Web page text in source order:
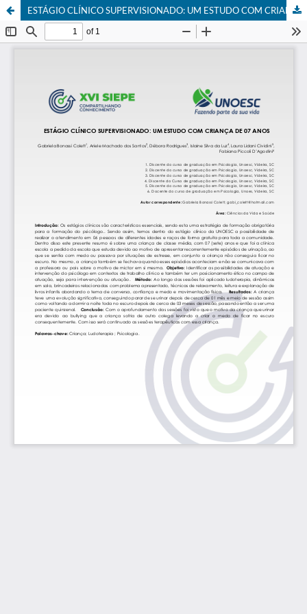
ESTÁGIO CLÍNICO SUPERVISIONADO: UM ESTUDO COM CRIANÇA DE 07 ANOS